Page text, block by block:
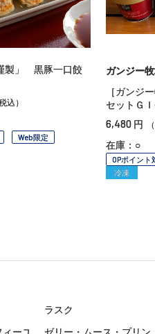
製」 黒豚一口餃
込）
Web限定
ガンジー
［ガンジ
セットＧＩ
6,480 円
在庫：○
OPポイント
冷凍
ラスク
ーユ ゼリー・ムース・プリン